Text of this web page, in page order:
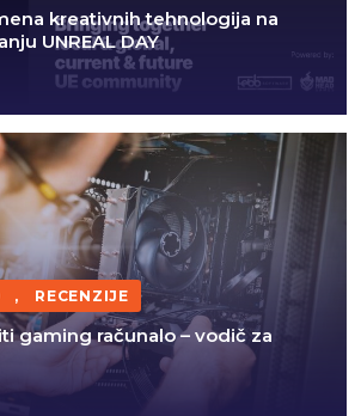
kreativnih tehnologija na
UNREAL DAY
, RECENZIJE
gaming računalo – vodič za